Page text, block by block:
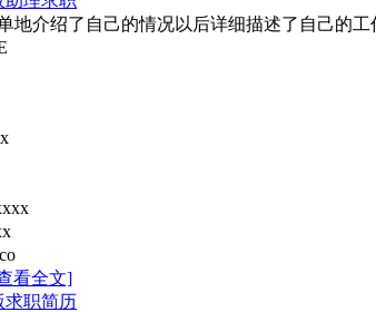
地介绍了自己的情况以后详细描述了自己的
看全文]
求职简历